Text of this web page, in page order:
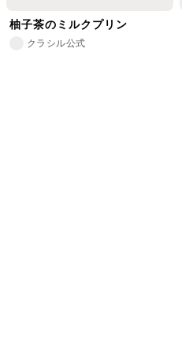
柚子茶のミルクプリン
クラシル公式